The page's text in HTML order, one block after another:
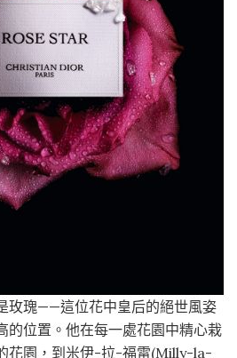
玫瑰——這位花中皇后的絕世風姿
的位置。他在每一處花園中精心栽
花園，到米伊-拉-福雷(Milly-la-